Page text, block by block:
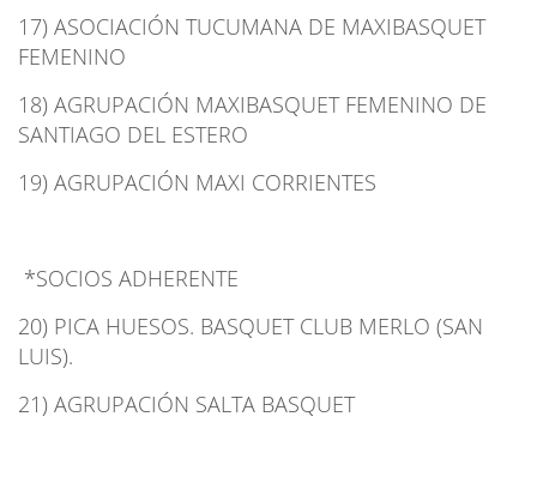
17) ASOCIACIÓN TUCUMANA DE MAXIBASQUET
FEMENINO
18) AGRUPACIÓN MAXIBASQUET FEMENINO DE
SANTIAGO DEL ESTERO
19) AGRUPACIÓN MAXI CORRIENTES
*SOCIOS ADHERENTE
20) PICA HUESOS. BASQUET CLUB MERLO (SAN
LUIS).
21) AGRUPACIÓN SALTA BASQUET